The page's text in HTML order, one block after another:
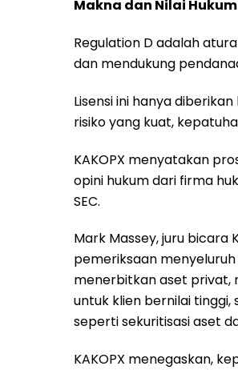
Makna dan Nilai
Regulation D adalah
dan mendukung
Lisensi ini hanya
risiko yang kuat,
KAKOPX menyatakan
opini hukum dari firma
SEC.
Mark Massey, juru bicara
pemeriksaan
menerbitkan aset privat,
untuk klien bernilai
seperti sekuritisasi aset
KAKOPX menegaskan,